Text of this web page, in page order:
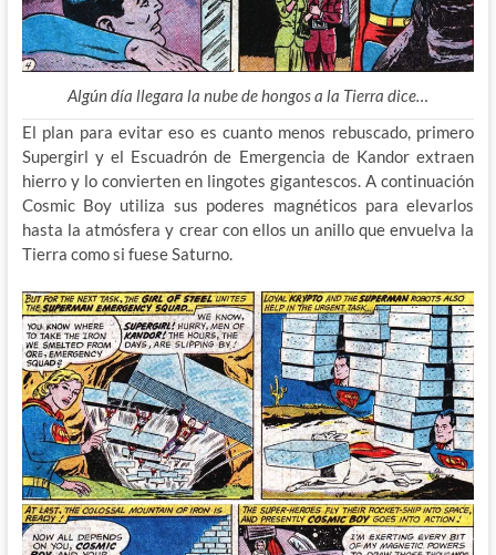
Algún día llegara la nube de hongos a la Tierra dice…
El plan para evitar eso es cuanto menos rebuscado, primero
Supergirl y el Escuadrón de Emergencia de Kandor extraen
hierro y lo convierten en lingotes gigantescos. A continuación
Cosmic Boy utiliza sus poderes magnéticos para elevarlos
hasta la atmósfera y crear con ellos un anillo que envuelva la
Tierra como si fuese Saturno.